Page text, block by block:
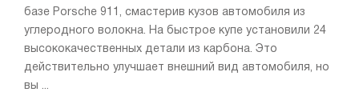
базе Porsche 911, смастерив кузов автомобиля из
углеродного волокна. На быстрое купе установили 24
высококачественных детали из карбона. Это
действительно улучшает внешний вид автомобиля, но
вы ...